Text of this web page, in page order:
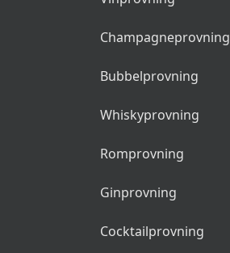
Champagneprovning
Bubbelprovning
Whiskyprovning
Romprovning
Ginprovning
Cocktailprovning